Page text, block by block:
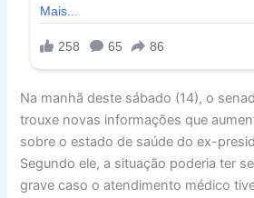
Na manhã deste sábado (14), o
trouxe novas informações que
sobre o estado de saúde do ex-
Segundo ele, a situação poderia ter
grave caso o atendimento médico